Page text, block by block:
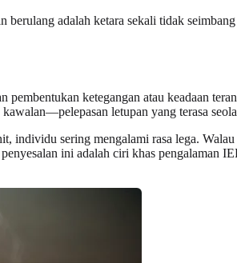
berulang adalah ketara sekali tidak
ketegangan atau keadaan
letupan yang terasa
individu sering mengalami rasa lega.
ini adalah ciri khas pengalaman